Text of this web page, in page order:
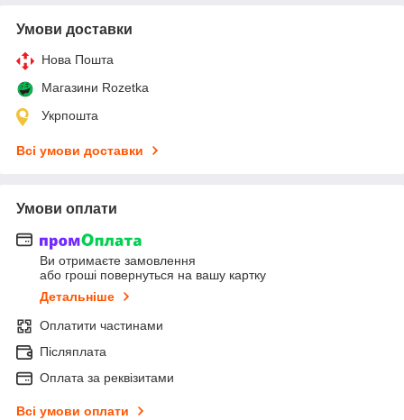
Умови доставки
Нова Пошта
Магазини Rozetka
Укрпошта
Всі умови доставки
Умови оплати
Ви отримаєте замовлення
або гроші повернуться на вашу картку
Детальніше
Оплатити частинами
Післяплата
Оплата за реквізитами
Всі умови оплати